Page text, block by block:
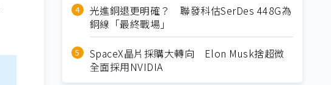
光進銅退更明確？ 聯發科估SerDes 448G為
銅線「最終戰場」
SpaceX晶片採購大轉向 Elon Musk捨超微
全面採用NVIDIA